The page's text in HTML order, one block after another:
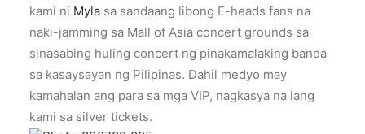
kami ni Myla sa sandaang libong E-heads fans na
naki-jamming sa Mall of Asia concert grounds sa
sinasabing huling concert ng pinakamalaking banda
sa kasaysayan ng Pilipinas. Dahil medyo may
kamahalan ang para sa mga VIP, nagkasya na lang
kami sa silver tickets.